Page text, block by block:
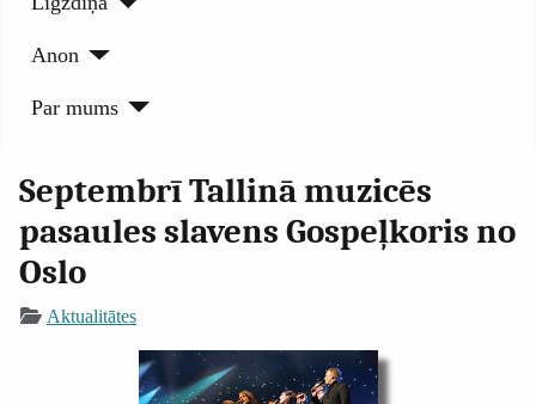
Anon
Par mums
Septembrī Tallinā muzicēs
pasaules slavens Gospeļkoris no
Oslo
Aktualitātes